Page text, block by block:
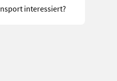
interessiert?